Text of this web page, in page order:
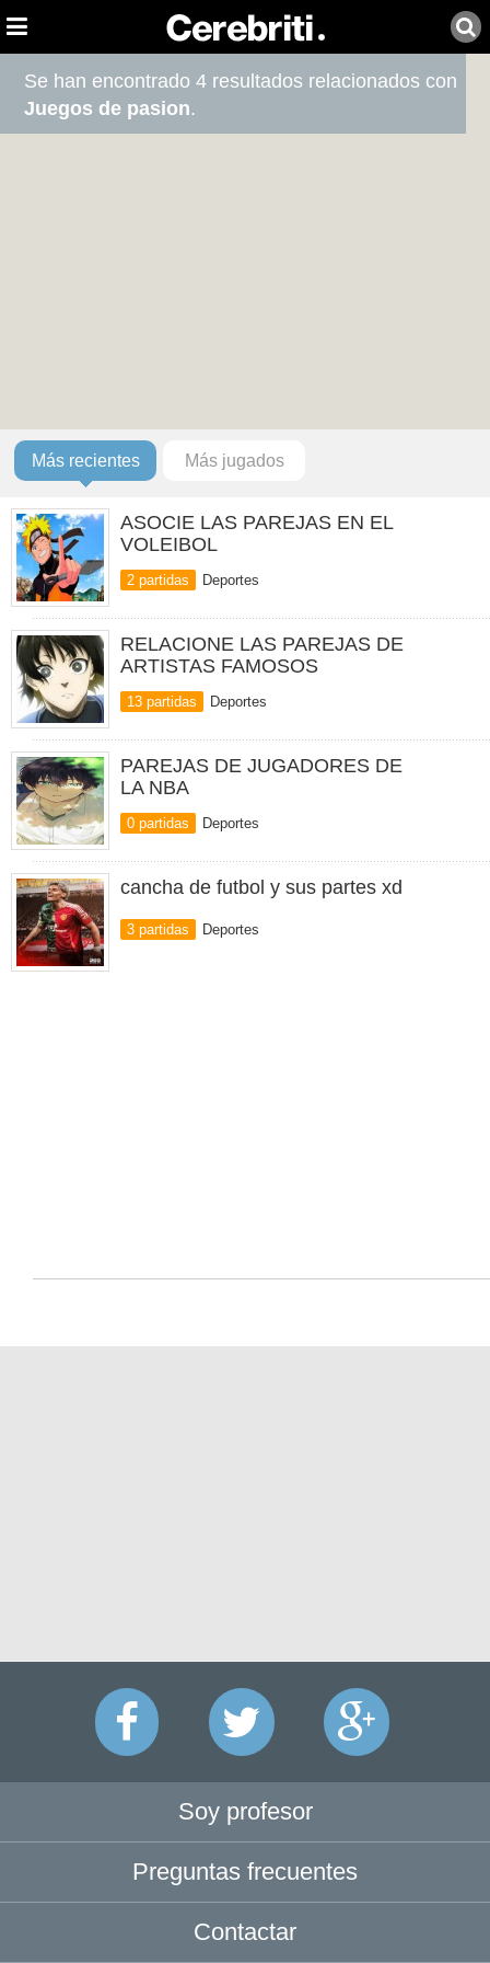
Se han encontrado 4 resultados relacionados con
Juegos de pasion.
Más recientes Más jugados
ASOCIE LAS PAREJAS EN EL
VOLEIBOL
2 partidas Deportes
RELACIONE LAS PAREJAS DE
ARTISTAS FAMOSOS
13 partidas Deportes
PAREJAS DE JUGADORES DE
LA NBA
0 partidas Deportes
cancha de futbol y sus partes xd
3 partidas Deportes
Soy profesor
Preguntas frecuentes
Contactar